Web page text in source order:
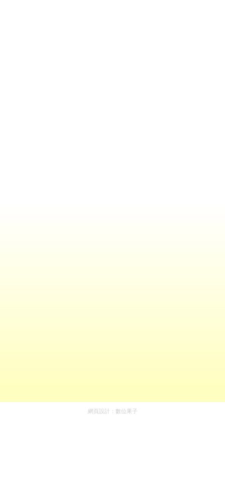
網頁設計： 數位果子